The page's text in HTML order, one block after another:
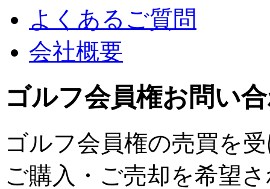
よくあるご質問
会社概要
ゴルフ会員権お問い
ゴルフ会員権の売買を
ご購入・ご売却を希望